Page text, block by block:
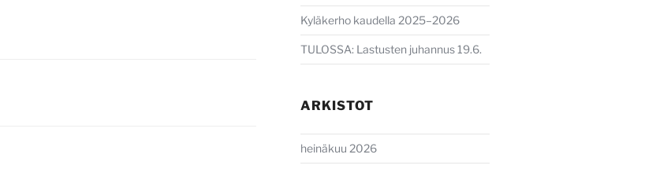
Kyläkerho kaudella 2025–2026
TULOSSA: Lastusten juhannus 19.6.
ARKISTOT
heinäkuu 2026